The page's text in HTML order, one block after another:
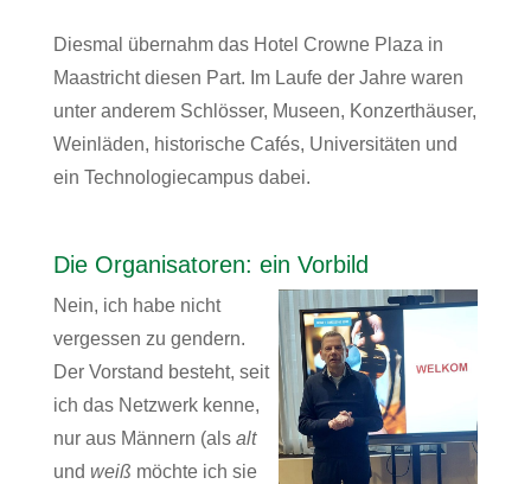
Diesmal übernahm das Hotel Crowne Plaza in
Maastricht diesen Part. Im Laufe der Jahre waren
unter anderem Schlösser, Museen, Konzerthäuser,
Weinläden, historische Cafés, Universitäten und
ein Technologiecampus dabei.
Die Organisatoren: ein Vorbild
Nein, ich habe nicht
vergessen zu gendern.
Der Vorstand besteht, seit
ich das Netzwerk kenne,
nur aus Männern (als alt
und weiß möchte ich sie